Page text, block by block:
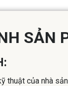
SẢN
thuật của nhà